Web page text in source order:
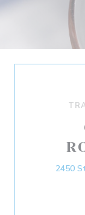
2450